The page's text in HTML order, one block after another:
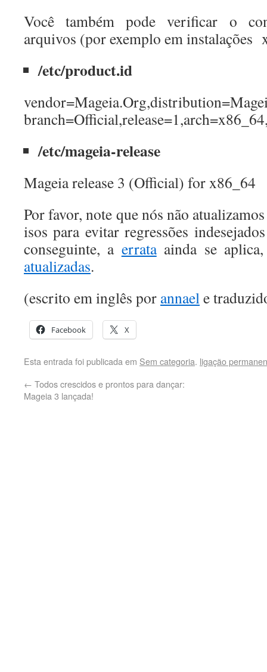
Você também pode verificar o
arquivos (por exemplo em instalações
/etc/product.id
/etc/mageia-release
Mageia release 3 (Official) for x86_64
Por favor, note que nós não
isos para evitar regressões
conseguinte, a errataainda se
atualizadas.
(escrito em inglês por annaele
Facebook X
Esta entrada foi publicada em Sem categoria. ligação
← Todos crescidos e prontos para dançar:
Mageia 3 lançada!